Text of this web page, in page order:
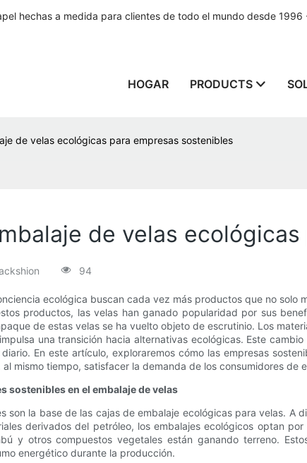
hechas a medida para clientes de todo el mundo desde 1996
HOGAR PRODUCTS
de velas ecológicas para empresas sostenibles
de velas
94
ecológica buscan cada vez más productos que no
productos, las velas han ganado popularidad por sus
de estas velas se ha vuelto objeto de escrutinio. Los
una transición hacia alternativas ecológicas. Este
En este artículo, exploraremos cómo las empresas
mismo tiempo, satisfacer la demanda de los consumidores de
sostenibles en el embalaje de velas
son la base de las cajas de embalaje ecológicas para velas.
derivados del petróleo, los embalajes ecológicos optan
y otros compuestos vegetales están ganando terreno.
energético durante la producción.